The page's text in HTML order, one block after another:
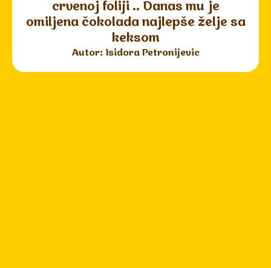
crvenoj foliji .. Danas mu je
omiljena čokolada najlepše želje sa
keksom
Autor: Isidora Petronijevic